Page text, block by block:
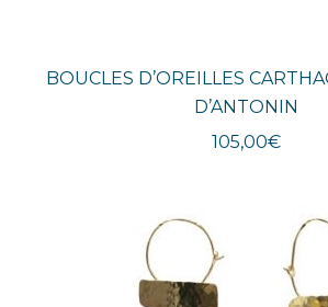
BOUCLES D’OREILLES
D’ANTONIN
105,00€